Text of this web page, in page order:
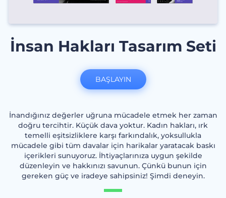
İnsan Hakları Tasarım Seti
İnandığınız değerler uğruna mücadele etmek her zaman
doğru tercihtir. Küçük dava yoktur. Kadın hakları, ırk
temelli eşitsizliklere karşı farkındalık, yoksullukla
mücadele gibi tüm davalar için harikalar yaratacak baskı
içerikleri sunuyoruz. İhtiyaçlarınıza uygun şekilde
düzenleyin ve hakkınızı savunun. Çünkü bunun için
gereken güç ve iradeye sahipsiniz! Şimdi deneyin.
BAŞLAYIN